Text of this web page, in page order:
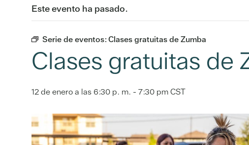
Este evento ha pasado.
Serie de eventos:Clases gratuitas de Zumba
Clases gratuitas de
12 de enero a las 6:30 p. m. - 7:30 pmCST